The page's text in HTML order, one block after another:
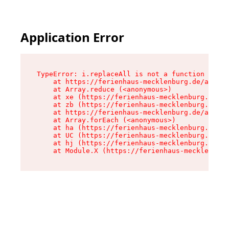
Application Error
TypeError: i.replaceAll is not a function
at https://ferienhaus-mecklenburg.de/
    at Array.reduce (<anonymous>)
at xe (https://ferienhaus-mecklenburg.de/
at zb (https://ferienhaus-mecklenburg.de/
at https://ferienhaus-mecklenburg.de/
    at Array.forEach (<anonymous>)
at ha (https://ferienhaus-mecklenburg.de/
at UC (https://ferienhaus-mecklenburg.de/
at hj (https://ferienhaus-mecklenburg.de/
at Module.X (https://ferienhaus-